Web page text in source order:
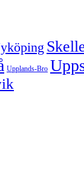
Upplands-Bro